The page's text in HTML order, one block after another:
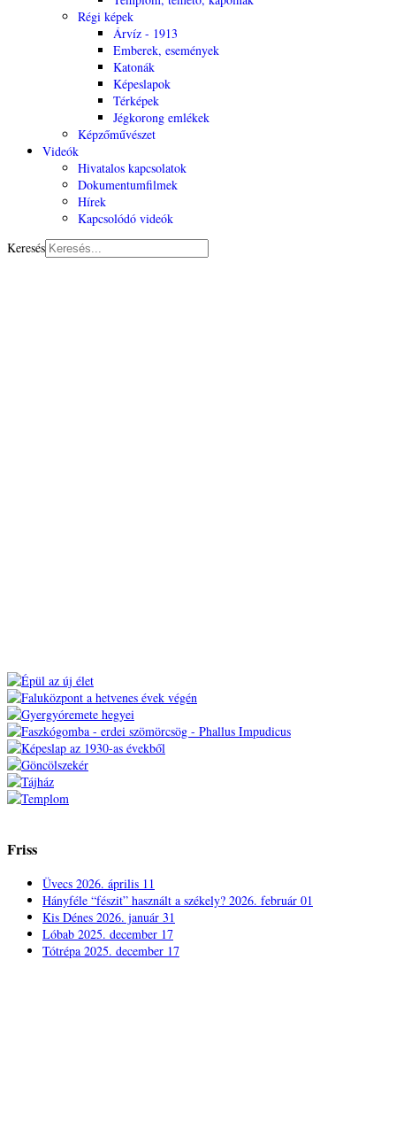
Régi képek
Árvíz - 1913
Emberek, események
Katonák
Képeslapok
Térképek
Jégkorong emlékek
Képzőművészet
Videók
Hivatalos kapcsolatok
Dokumentumfilmek
Hírek
Kapcsolódó videók
Keresés
Friss
Üvecs 2026. április 11
Hányféle “fészit” használt a székely? 2026. február 01
Kis Dénes 2026. január 31
Lóbab 2025. december 17
Tótrépa 2025. december 17